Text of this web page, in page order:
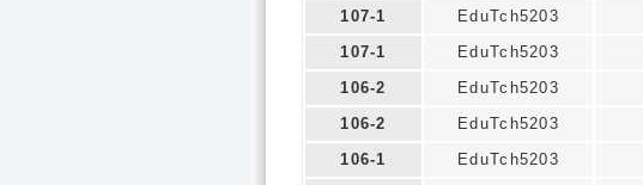
107-1
EduTch5203
107-1
EduTch5203
106-2
EduTch5203
106-2
EduTch5203
106-1
EduTch5203